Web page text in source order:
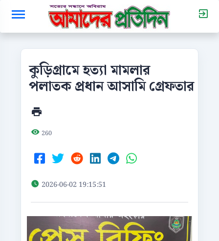
কুড়িগ্রামে হত্যা মামলার
পলাতক প্রধান আসামি গ্রেফতার
260
2026-06-02 19:15:51